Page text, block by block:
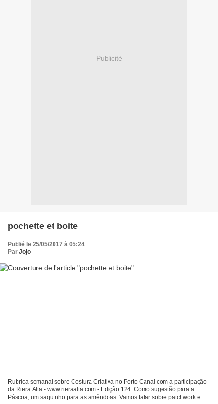
Publicité
pochette et boite
Publié le 25/05/2017 à 05:24
Par Jojo
Rubrica semanal sobre Costura Criativa no Porto Canal com a participação
da Riera Alta - www.rieraalta.com - Edição 124: Como sugestão para a
Páscoa, um saquinho para as amêndoas. Vamos falar sobre patchwork e